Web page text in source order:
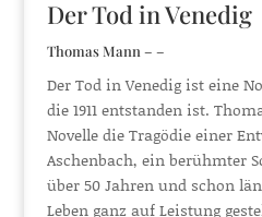
Der Tod in Venedig
Thomas Mann – –
Der Tod in Venedig ist eine
die 1911 entstanden ist.
Novelle die Tragödie einer
Aschenbach, ein berühmter
über 50 Jahren und schon
Leben ganz auf Leistung